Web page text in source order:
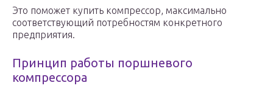
Это поможет купить компрессор, максимально
соответствующий потребностям конкретного
предприятия.
Принцип работы поршневого
компрессора